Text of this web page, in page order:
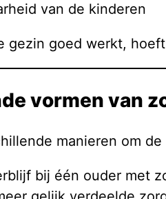
van de kinderen
gezin goed werkt,
vormen van
manieren om
bij één ouder met